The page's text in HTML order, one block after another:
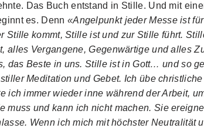
Das Buch entstand in Stille. Und mit
es. Denn «Angelpunkt jeder Messe ist
Stille kommt, Stille ist und zur Stille führt.
alles Vergangene, Gegenwärtige und alles
das Beste in uns. Stille ist in Gott… und so
Meditation und Gebet. Ich übe
ich immer wieder inne während der Arbeit,
und kann ich nicht machen. Sie
Wenn ich mich mit höchster Neutralität